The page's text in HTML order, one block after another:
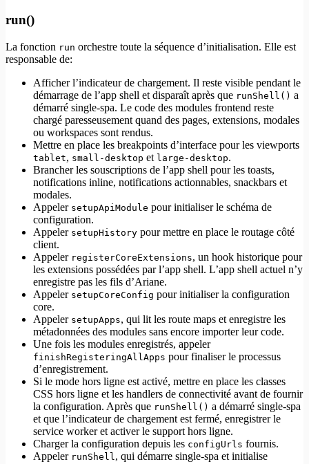
run()
La fonction run orchestre toute la séquence d’initialisation. Elle est
responsable de:
Afficher l’indicateur de chargement. Il reste visible pendant le
démarrage de l’app shell et disparaît après que runShell() a
démarré single-spa. Le code des modules frontend reste
chargé paresseusement quand des pages, extensions, modales
ou workspaces sont rendus.
Mettre en place les breakpoints d’interface pour les viewports
tablet, small-desktop et large-desktop.
Brancher les souscriptions de l’app shell pour les toasts,
notifications inline, notifications actionnables, snackbars et
modales.
Appeler setupApiModule pour initialiser le schéma de
configuration.
Appeler setupHistory pour mettre en place le routage côté
client.
Appeler registerCoreExtensions, un hook historique pour
les extensions possédées par l’app shell. L’app shell actuel n’y
enregistre pas les fils d’Ariane.
Appeler setupCoreConfig pour initialiser la configuration
core.
Appeler setupApps, qui lit les route maps et enregistre les
métadonnées des modules sans encore importer leur code.
Une fois les modules enregistrés, appeler
finishRegisteringAllApps pour finaliser le processus
d’enregistrement.
Si le mode hors ligne est activé, mettre en place les classes
CSS hors ligne et les handlers de connectivité avant de fournir
la configuration. Après que runShell() a démarré single-spa
et que l’indicateur de chargement est fermé, enregistrer le
service worker et activer le support hors ligne.
Charger la configuration depuis les configUrls fournis.
Appeler runShell , qui démarre single-spa et initialise